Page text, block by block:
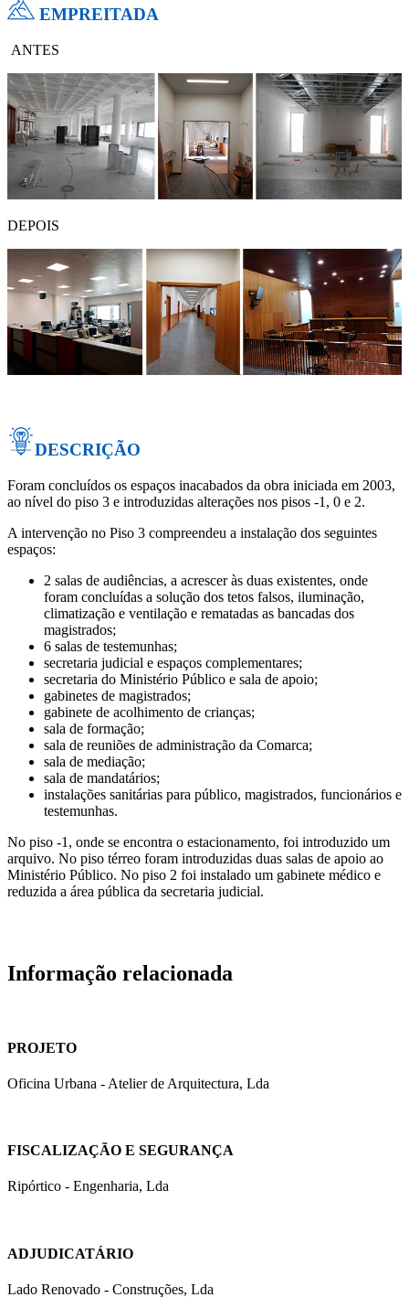
EMPREITADA
ANTES
DEPOIS
DESCRIÇÃO
Foram concluídos os espaços inacabados da obra iniciada em 2003,
ao nível do piso 3 e introduzidas alterações nos pisos -1, 0 e 2.
A intervenção no Piso 3 compreendeu a instalação dos seguintes
espaços:
2 salas de audiências, a acrescer às duas existentes, onde
foram concluídas a solução dos tetos falsos, iluminação,
climatização e ventilação e rematadas as bancadas dos
magistrados;
6 salas de testemunhas;
secretaria judicial e espaços complementares;
secretaria do Ministério Público e sala de apoio;
gabinetes de magistrados;
gabinete de acolhimento de crianças;
sala de formação;
sala de reuniões de administração da Comarca;
sala de mediação;
sala de mandatários;
instalações sanitárias para público, magistrados, funcionários e
testemunhas.
No piso -1, onde se encontra o estacionamento, foi introduzido um
arquivo. No piso térreo foram introduzidas duas salas de apoio ao
Ministério Público. No piso 2 foi instalado um gabinete médico e
reduzida a área pública da secretaria judicial.
Informação relacionada
PROJETO
Oficina Urbana - Atelier de Arquitectura, Lda
FISCALIZAÇÃO E SEGURANÇA
Ripórtico - Engenharia, Lda
ADJUDICATÁRIO
Lado Renovado - Construções, Lda